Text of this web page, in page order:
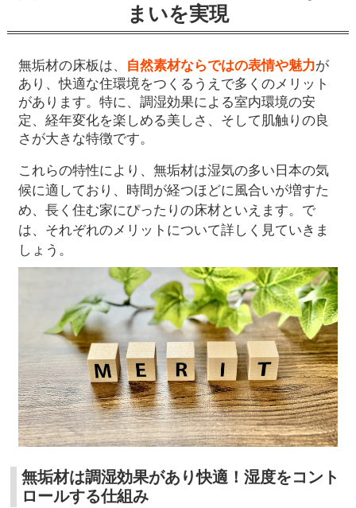
まいを実現
無垢材の床板は、 自然素材ならではの表情や魅力が
あり、快適な住環境をつくるうえで多くのメリット
があります。特に、調湿効果による室内環境の安
定、経年変化を楽しめる美しさ、そして肌触りの良
さが大きな特徴です。
これらの特性により、無垢材は湿気の多い日本の気
候に適しており、時間が経つほどに風合いが増すた
め、長く住む家にぴったりの床材といえます。で
は、それぞれのメリットについて詳しく見ていきま
しょう。
無垢材は調湿効果があり快適！湿度をコント
ロールする仕組み